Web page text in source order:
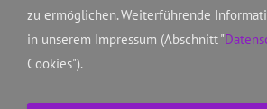
Kontakt/
zu ermöglichen. Weiterführende
in unserem Impressum (Abschnitt "
Cookies").